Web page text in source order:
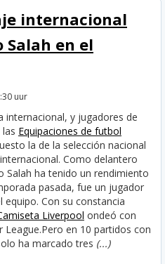
internacional
en el
uur
internacional, y jugadores de
Equipaciones de futbol
la de la selección nacional
Como delantero
Salah ha tenido un rendimiento
pasada, fue un jugador
Con su constancia
Liverpool ondeó con
League.Pero en 10 partidos con
ha marcado tres (...)